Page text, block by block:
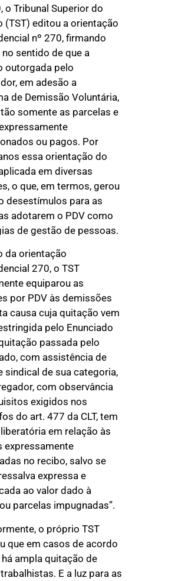
o Tribunal Superior do
(TST) editou a orientação
nº 270, firmando
sentido de que a
outorgada pelo
em adesão a
de Demissão Voluntária,
somente as parcelas e
ou pagos. Por
essa orientação do
em diversas
o que, em termos, gerou
desestímulos para as
adotarem o PDV como
de gestão de pessoas.
da orientação
270, o TST
equiparou as
por PDV às demissões
causa cuja quitação vem
pelo Enunciado
passada pelo
com assistência de
sindical de sua categoria,
com observância
exigidos nos
do art. 477 da CLT, tem
em relação às
expressamente
no recibo, salvo se
expressa e
ao valor dado à
parcelas impugnadas”.
o próprio TST
que em casos de acordo
ampla quitação de
E a luz para as